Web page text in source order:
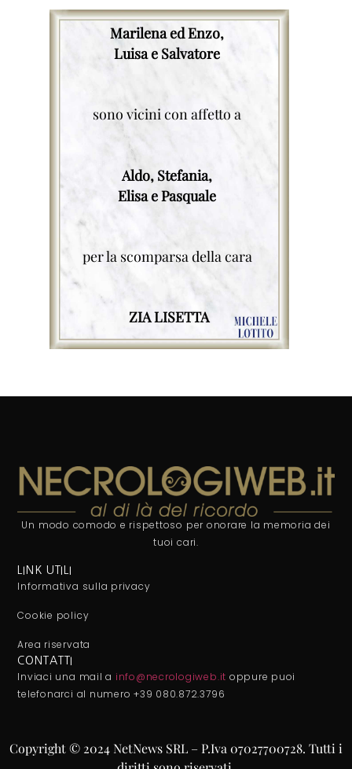
Marilena ed Enzo,
Luisa e Salvatore
sono vicini con affetto a
Aldo, Stefania,
Elisa e Pasquale
per la scomparsa della cara
ZIA LISETTA
Un modo comodo e rispettoso per onorare la memoria dei
tuoi cari.
LINK UTILI
Informativa sulla privacy
Cookie policy
Area riservata
CONTATTI
Inviaci una mail a info@necrologiweb.it oppure puoi
telefonarci al numero +39 080.872.3796
Copyright © 2024 NetNews SRL – P.Iva 07027700728. Tutti i